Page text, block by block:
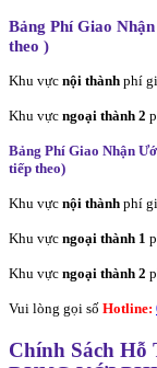
Bảng Phí Giao
theo )
Khu vực nội thành phí
Khu vực ngoại thành 2
Bảng Phí Giao Nhận
tiếp theo)
Khu vực nội thành phí
Khu vực ngoại thành 1
Khu vực ngoại thành 2
Vui lòng gọi số Hotline:
Chính Sách